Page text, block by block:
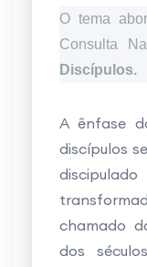
O tema
Consulta
Discípulos.
A ênfase
discípulos
chamado
dos